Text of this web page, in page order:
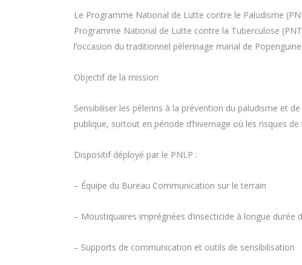
Le Programme National de Lutte contre le Paludisme
Programme National de Lutte contre la Tuberculose
l’occasion du traditionnel pèlerinage marial de Popenguine.
Objectif de la mission
Sensibiliser les pèlerins à la prévention du paludisme et
publique, surtout en période d’hivernage où les risques
Dispositif déployé par le PNLP :
– Équipe du Bureau Communication sur le terrain
– Moustiquaires imprégnées d’insecticide à longue durée
– Supports de communication et outils de sensibilisation